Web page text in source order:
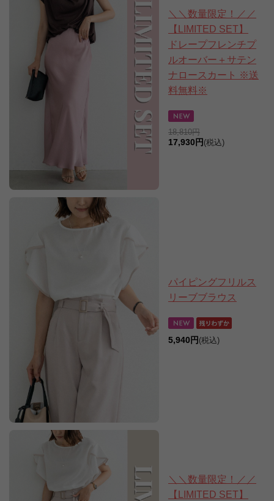
＼＼数量限定！／／
【LIMITED SET】
ドレープフレンチプ
ルオーバー＋サテン
ナロースカート ※送
料無料※
18,810円
17,930円 (税込)
パイピングフリルス
リーブブラウス
5,940円 (税込)
＼＼数量限定！／／
【LIMITED SET】